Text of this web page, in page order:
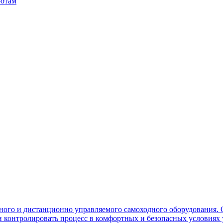
и дистанционно управляемого самоходного
процесс в комфортных и безопасных условиях